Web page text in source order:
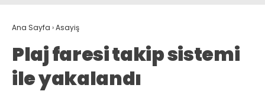
Ana Sayfa ›Asayiş
Plaj faresi takip sistemi
ile yakalandı